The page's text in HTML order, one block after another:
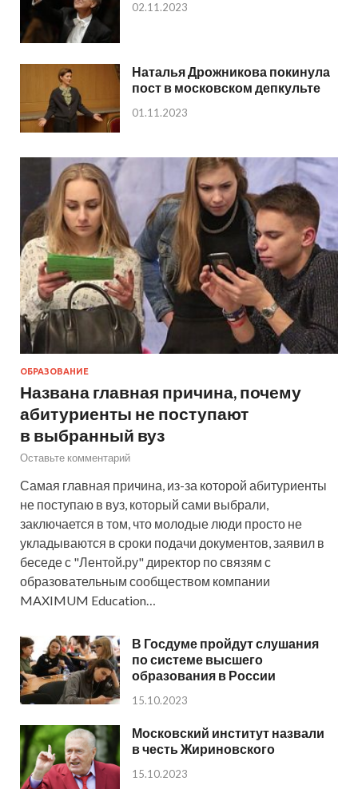
02.11.2023
Наталья Дрожникова покинула
пост в московском депкульте
01.11.2023
ОБРАЗОВАНИЕ
Названа главная причина, почему
абитуриенты не поступают
в выбранный вуз
Оставьте комментарий
Самая главная причина, из-за которой абитуриенты
не поступаю в вуз, который сами выбрали,
заключается в том, что молодые люди просто не
укладываются в сроки подачи документов, заявил в
беседе с "Лентой.ру" директор по связям с
образовательным сообществом компании
MAXIMUM Education…
В Госдуме пройдут слушания
по системе высшего
образования в России
15.10.2023
Московский институт назвали
в честь Жириновского
15.10.2023